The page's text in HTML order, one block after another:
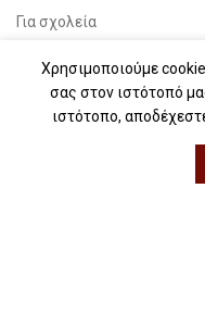
Για σχολεία
Για βιβλιοφιλικές ομάδες
Θεσσαλονίκη
Χρησιμοποιούμε
σας στον ιστότοπό
ιστότοπο,